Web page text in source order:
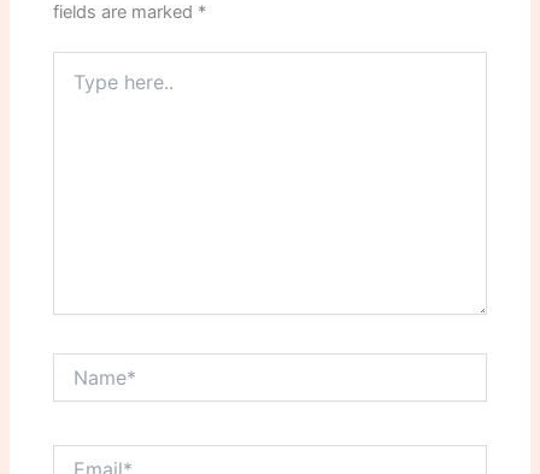
fields are marked *
here..